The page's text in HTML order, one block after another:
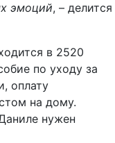
эмоций, – делится
в 2520
по уходу за
оплату
на дому.
нужен